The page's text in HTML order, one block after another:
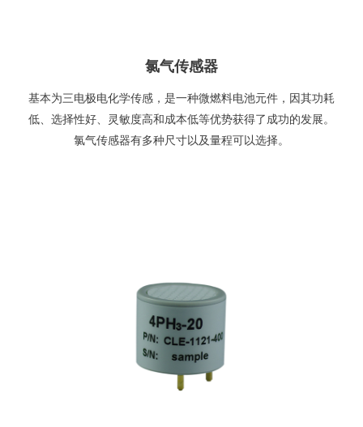
氯气传感器
基本为三电极电化学传感，是一种微燃料电池元件，因其功耗
低、选择性好、灵敏度高和成本低等优势获得了成功的发展。
氯气传感器有多种尺寸以及量程可以选择。